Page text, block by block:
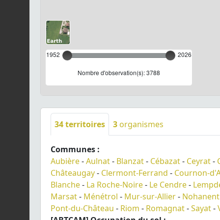
1952 2026
Nombre d'observation(s): 3788
34territoires 3 organismes
Communes :
Aubière-Aulnat- Blanzat- Cébazat- Ceyrat-
Châteaugay- Clermont-Ferrand - Cournon-
Blanche- La Roche-Noire- Le Cendre-
Marsat- Ménétrol - Mur-sur-Allier- Nohanent
Pont-du-Château - Riom - Romagnat-Sayat-